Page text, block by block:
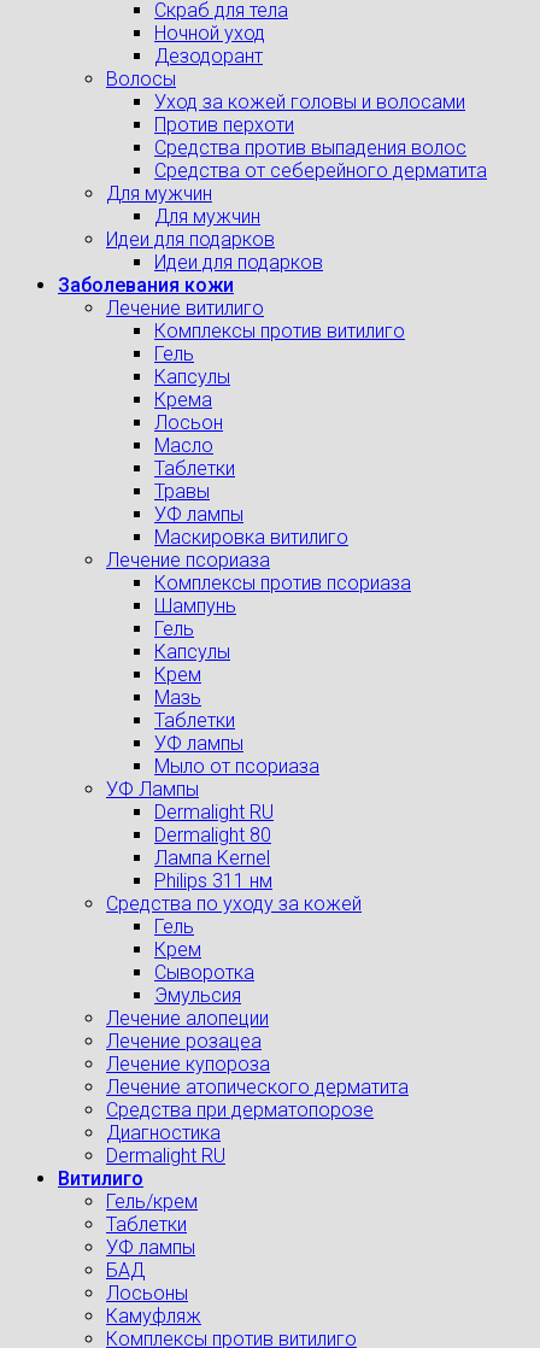
Скраб для тела
Ночной уход
Дезодорант
Волосы
Уход за кожей головы и волосами
Против перхоти
Средства против выпадения волос
Средства от себерейного дерматита
Для мужчин
Для мужчин
Идеи для подарков
Идеи для подарков
Заболевания кожи
Лечение витилиго
Комплексы против витилиго
Гель
Капсулы
Крема
Лосьон
Масло
Таблетки
Травы
УФ лампы
Маскировка витилиго
Лечение псориаза
Комплексы против псориаза
Шампунь
Гель
Капсулы
Крем
Мазь
Таблетки
УФ лампы
Мыло от псориаза
УФ Лампы
Dermalight RU
Dermalight 80
Лампа Kernel
Philips 311 нм
Средства по уходу за кожей
Гель
Крем
Сыворотка
Эмульсия
Лечение алопеции
Лечение розацеа
Лечение купороза
Лечение атопического дерматита
Средства при дерматопорозе
Диагностика
Dermalight RU
Витилиго
Гель/крем
Таблетки
УФ лампы
БАД
Лосьоны
Камуфляж
Комплексы против витилиго